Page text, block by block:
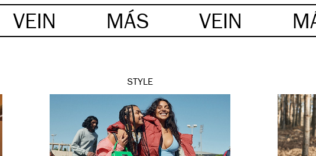
VEIN MÁS VEIN
STYLE